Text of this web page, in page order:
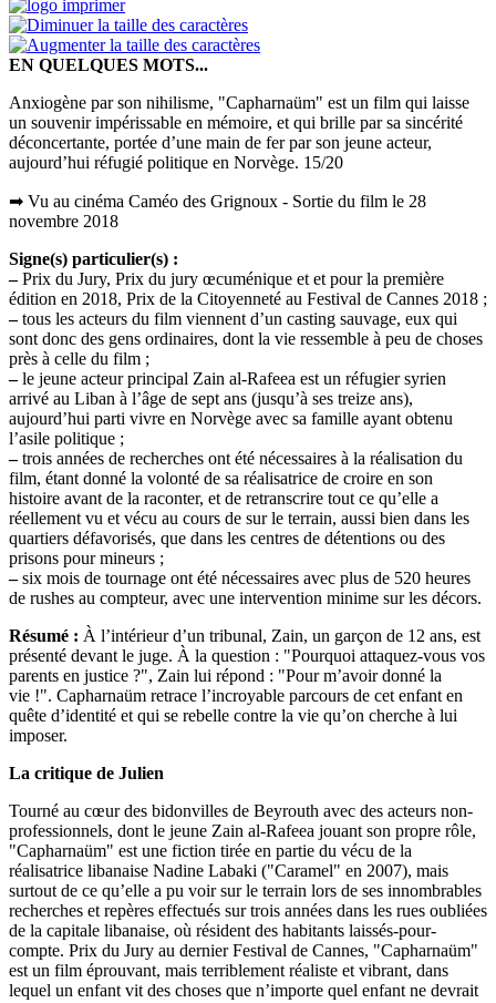
EN QUELQUES MOTS...
Anxiogène par son nihilisme, "Capharnaüm" est un film qui laisse
un souvenir impérissable en mémoire, et qui brille par sa sincérité
déconcertante, portée d’une main de fer par son jeune acteur,
aujourd’hui réfugié politique en Norvège. 15/20
➡ Vu au cinéma Caméo des Grignoux - Sortie du film le 28
novembre 2018
Signe(s) particulier(s) :
–Prix du Jury, Prix du jury œcuménique et et pour la première
édition en 2018, Prix de la Citoyenneté au Festival de Cannes 2018 ;
–tous les acteurs du film viennent d’un casting sauvage, eux qui
sont donc des gens ordinaires, dont la vie ressemble à peu de choses
près à celle du film ;
–le jeune acteur principal Zain al-Rafeea est un réfugier syrien
arrivé au Liban à l’âge de sept ans (jusqu’à ses treize ans),
aujourd’hui parti vivre en Norvège avec sa famille ayant obtenu
l’asile politique ;
–trois années de recherches ont été nécessaires à la réalisation du
film, étant donné la volonté de sa réalisatrice de croire en son
histoire avant de la raconter, et de retranscrire tout ce qu’elle a
réellement vu et vécu au cours de sur le terrain, aussi bien dans les
quartiers défavorisés, que dans les centres de détentions ou des
prisons pour mineurs ;
–six mois de tournage ont été nécessaires avec plus de 520 heures
de rushes au compteur, avec une intervention minime sur les décors.
Résumé : À l’intérieur d’un tribunal, Zain, un garçon de 12 ans, est
présenté devant le juge. À la question : "Pourquoi attaquez-vous vos
parents en justice ?", Zain lui répond : "Pour m’avoir donné la
vie !". Capharnaüm retrace l’incroyable parcours de cet enfant en
quête d’identité et qui se rebelle contre la vie qu’on cherche à lui
imposer.
La critique de Julien
Tourné au cœur des bidonvilles de Beyrouth avec des acteurs non-
professionnels, dont le jeune Zain al-Rafeea jouant son propre rôle,
"Capharnaüm" est une fiction tirée en partie du vécu de la
réalisatrice libanaise Nadine Labaki ("Caramel" en 2007), mais
surtout de ce qu’elle a pu voir sur le terrain lors de ses innombrables
recherches et repères effectués sur trois années dans les rues oubliées
de la capitale libanaise, où résident des habitants laissés-pour-
compte. Prix du Jury au dernier Festival de Cannes, "Capharnaüm"
est un film éprouvant, mais terriblement réaliste et vibrant, dans
lequel un enfant vit des choses que n’importe quel enfant ne devrait